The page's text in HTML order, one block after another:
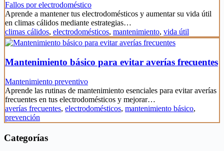
Fallos por electrodoméstico
Aprende a mantener tus electrodomésticos y aumentar su vida útil
en climas cálidos mediante estrategias…
climas cálidos, electrodomésticos, mantenimiento, vida útil
Mantenimiento básico para evitar averías frecuentes
Mantenimiento preventivo
Aprende las rutinas de mantenimiento esenciales para evitar averías
frecuentes en tus electrodomésticos y mejorar…
averías frecuentes, electrodomésticos, mantenimiento básico,
prevención
Categorías